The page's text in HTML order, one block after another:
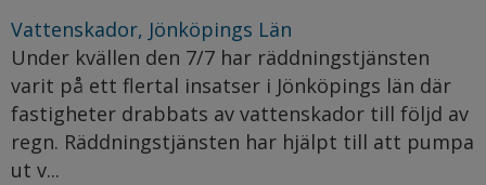
Vattenskador, Jönköpings Län
Under kvällen den 7/7 har räddningstjänsten
varit på ett flertal insatser i Jönköpings län där
fastigheter drabbats av vattenskador till följd av
regn. Räddningstjänsten har hjälpt till att pumpa
ut v...